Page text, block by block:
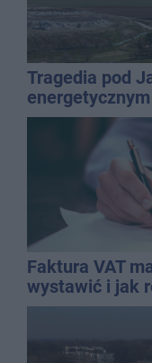
Tragedia pod
mężczyzny
Faktura VAT
wystawić i jak